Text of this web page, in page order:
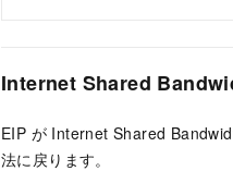
Internet Shared
EIP が Internet Shared
法に戻ります。